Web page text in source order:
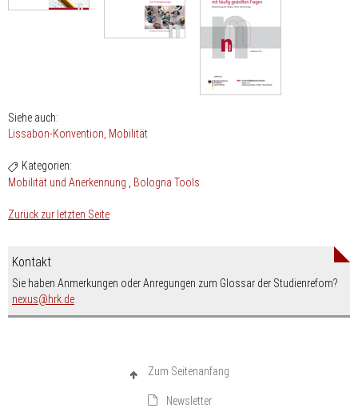
Siehe auch:
Lissabon-Konvention Mobilität
Kategorien:
Mobilität und Anerkennung
Bologna Tools
Zurück zur letzten Seite
Kontakt
Sie haben Anmerkungen oder Anregungen zum Glossar der Studienrefom?
nexus
nospam-
hrk.de
Zum Seitenanfang
Newsletter